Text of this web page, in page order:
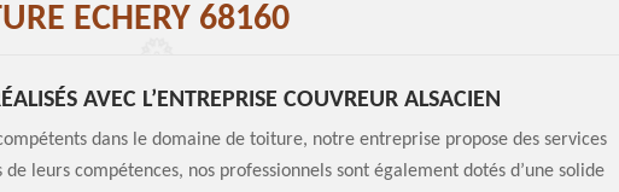
ECHERY 68160
AVEC L’ENTREPRISE COUVREUR ALSACIEN
dans le domaine de toiture, notre entreprise propose des services
leurs compétences, nos professionnels sont également dotés d’une solide